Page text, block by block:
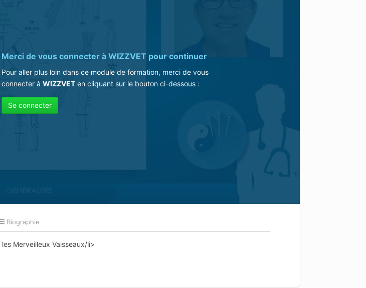
Merci de vous connecter àWIZZVET pour continuer
Pour aller plus loin dans ce module de formation, merci de vous
connecter àWIZZVET en cliquant sur le bouton ci-dessous :
Se connecter
Biographie
Merveilleux Vaisseaux/li>